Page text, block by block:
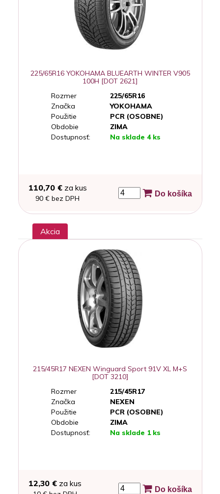
225/65R16 YOKOHAMA BLUEARTH WINTER V905
100H [DOT 2621]
Rozmer
225/65R16
Značka
YOKOHAMA
Použitie
PCR (OSOBNE)
Obdobie
ZIMA
Dostupnosť:
Na sklade 4 ks
110,70 €za kus
90 € bez DPH
Do košíka
Akcia
215/45R17 NEXEN Winguard Sport 91V XL M+S
[DOT 3210]
Rozmer
215/45R17
Značka
NEXEN
Použitie
PCR (OSOBNE)
Obdobie
ZIMA
Dostupnosť:
Na sklade 1 ks
12,30 €za kus
Do košíka